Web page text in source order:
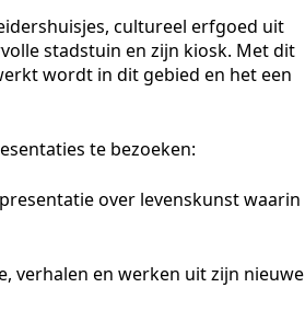
cultureel erfgoed uit
stadstuin en zijn kiosk. Met dit
wordt in dit gebied en het een
te bezoeken:
over levenskunst waarin
verhalen en werken uit zijn nieuwe